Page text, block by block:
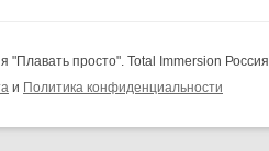
"Плавать просто". Total Immersion Россия
и Политика конфиденциальности